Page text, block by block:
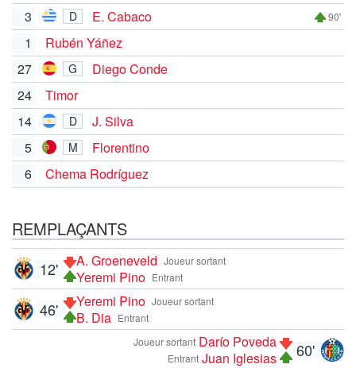
3 D E. Cabaco 90'
1
Rubén Yáñez
27
G
Diego Conde
24
Timor
14
D
J. Silva
5
M
Florentino
6
Chema Rodríguez
REMPLAÇANTS
Joueur sortant
A. Groeneveld
Entrant
Yeremi Pino
12'
Joueur sortant
Yeremi Pino
Entrant
B. Dia
46'
60'
Joueur sortant Darío Poveda
Entrant Juan Iglesias